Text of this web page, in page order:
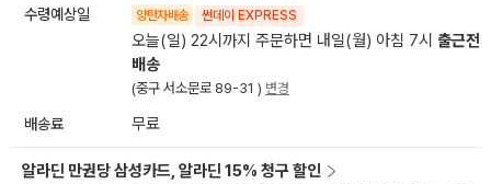
수령예상일 양탄자배송 썬데이 EXPRESS
오늘(일) 22시까지 주문하면 내일(월) 아침 7시 출근전
배송
(중구 서소문로 89-31 ) 변경
배송료 무료
알라딘 만권당 삼성카드, 알라딘 15% 청구 할인